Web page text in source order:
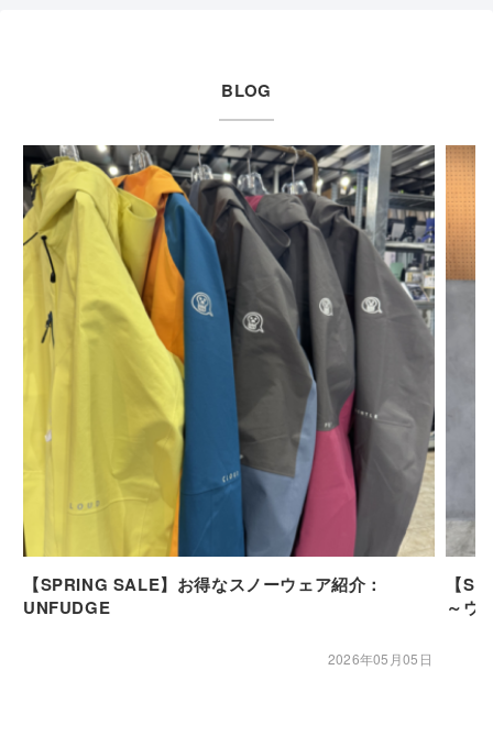
BLOG
【SPRING SALE】お得なスノーウェア紹介：
UNFUDGE
2026年05月05日
【
～ウ